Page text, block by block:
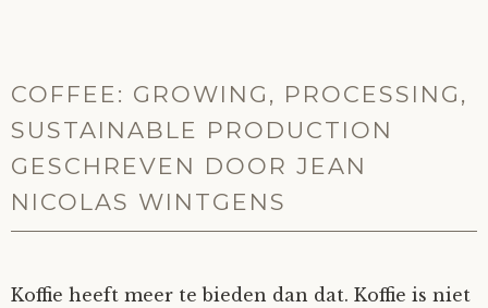
COFFEE: GROWING, PROCESSING,
SUSTAINABLE PRODUCTION
GESCHREVEN DOOR JEAN
NICOLAS WINTGENS
Koffie heeft meer te bieden dan dat. Koffie is niet